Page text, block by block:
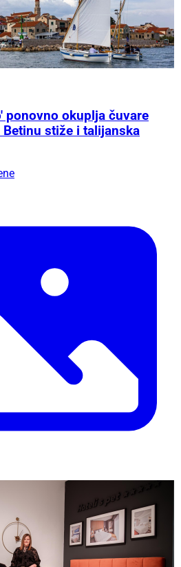
ponovno okuplja čuvare
stiže i talijanska